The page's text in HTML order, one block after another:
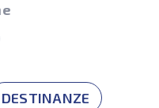
DESTINANZE